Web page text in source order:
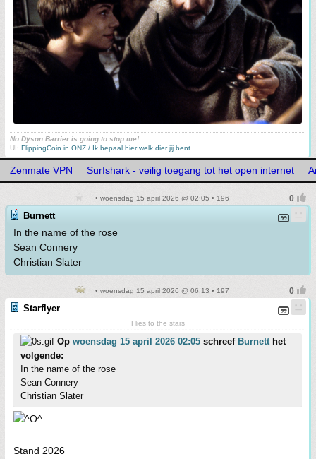
No Dyson Barrier is going to stop me!
UI: FlippingCoin in ONZ / Ik bepaal hier welk dier jij bent
Zenmate VPN Surfshark - veilig toegang tot het open internet
• woensdag 15 april 2026 @ 02:05 • 196
Burnett
In the name of the rose
Sean Connery
Christian Slater
• woensdag 15 april 2026 @ 06:13 • 197
Starflyer
Flies to the stars
Op woensdag 15 april 2026 02:05 schreef Burnetthet
volgende:
In the name of the rose
Sean Connery
Christian Slater
Stand 2026